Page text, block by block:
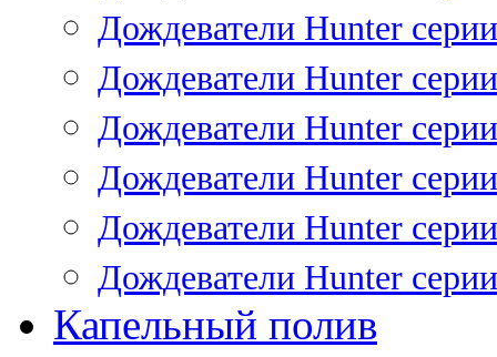
Дождеватели Hunter
Дождеватели Hunter
Дождеватели Hunter
Дождеватели Hunter
Дождеватели Hunter
Дождеватели Hunter
Капельный полив